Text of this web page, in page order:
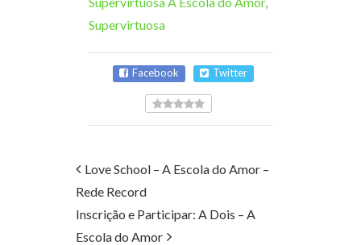
Supervirtuosa
Facebook Twitter
Love School – A Escola do Amor –
Rede Record
Inscrição e Participar: A Dois – A
Escola do Amor